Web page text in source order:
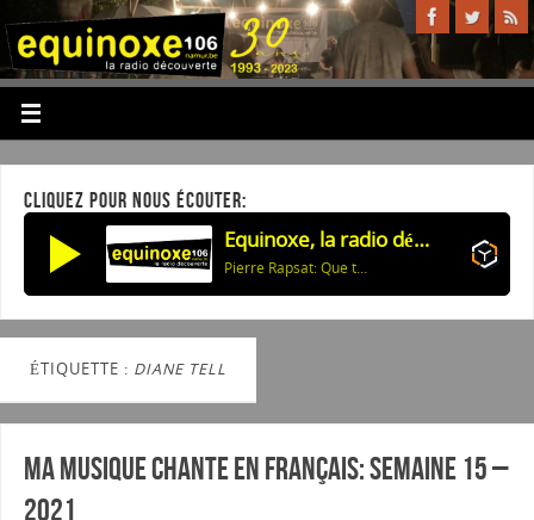
CLIQUEZ POUR NOUS ÉCOUTER:
Equinoxe, la radio découverte
Pierre Rapsat: Que tout recommence
ÉTIQUETTE : DIANE TELL
Ma musique chante en Français: Semaine 15 –
2021